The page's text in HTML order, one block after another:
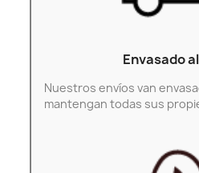
Envasado
Nuestros envíos van
mantengan todas sus